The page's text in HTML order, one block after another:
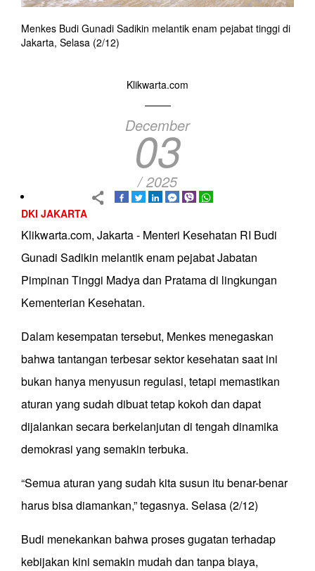
Menkes Budi Gunadi Sadikin melantik enam pejabat tinggi di
Jakarta, Selasa (2/12)
Klikwarta.com
December
03
/ 2025
DKI JAKARTA
Klikwarta.com, Jakarta - Menteri Kesehatan RI Budi
Gunadi Sadikin melantik enam pejabat Jabatan
Pimpinan Tinggi Madya dan Pratama di lingkungan
Kementerian Kesehatan.
Dalam kesempatan tersebut, Menkes menegaskan
bahwa tantangan terbesar sektor kesehatan saat ini
bukan hanya menyusun regulasi, tetapi memastikan
aturan yang sudah dibuat tetap kokoh dan dapat
dijalankan secara berkelanjutan di tengah dinamika
demokrasi yang semakin terbuka.
“Semua aturan yang sudah kita susun itu benar-benar
harus bisa diamankan,” tegasnya. Selasa (2/12)
Budi menekankan bahwa proses gugatan terhadap
kebijakan kini semakin mudah dan tanpa biaya,